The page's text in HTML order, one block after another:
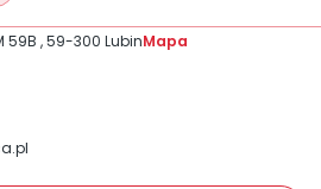
59B , 59-300 LubinMapa